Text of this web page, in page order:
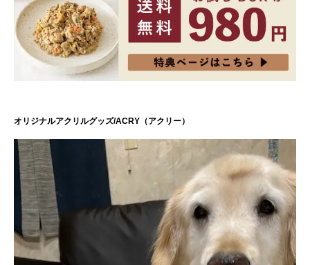
オリジナルアクリルグッズ/ACRY（アクリー）